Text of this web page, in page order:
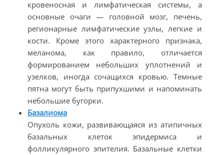
кровеносная и лимфатическая системы, а
основные очаги — головной мозг, печень,
регионарные лимфатические узлы, легкие и
кости. Кроме этого характерного признака,
меланома, как правило, отличается
формированием небольших уплотнений и
узелков, иногда сочащихся кровью. Темные
пятна могут быть припухшими и напоминать
небольшие бугорки.
Базалиома
Опухоль кожи, развивающаяся из атипичных
базальных клеток эпидермиса и
фолликулярного эпителия. Базальные клетки